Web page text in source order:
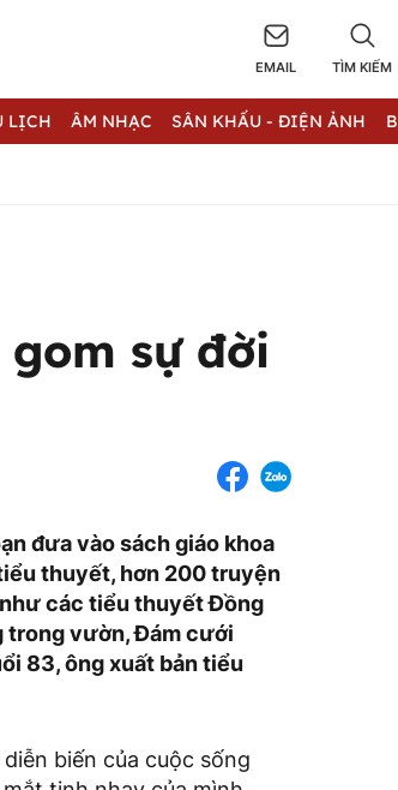
EMAIL TÌM KIẾM
LỊCH ÂM NHẠC SÂN KHẤU - ĐIỆN ẢNH
sự đời
đưa vào sách giáo khoa
thuyết, hơn 200 truyện
các tiểu thuyết Đồng
trong vườn, Đám cưới
83, ông xuất bản tiểu
biến của cuộc sống